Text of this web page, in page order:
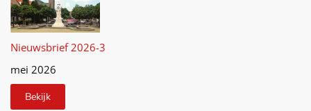
Nieuwsbrief 2026-3
mei 2026
Bekijk